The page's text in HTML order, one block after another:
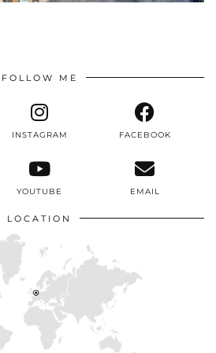
FOLLOW ME
INSTAGRAM FACEBOOK
YOUTUBE EMAIL
LOCATION